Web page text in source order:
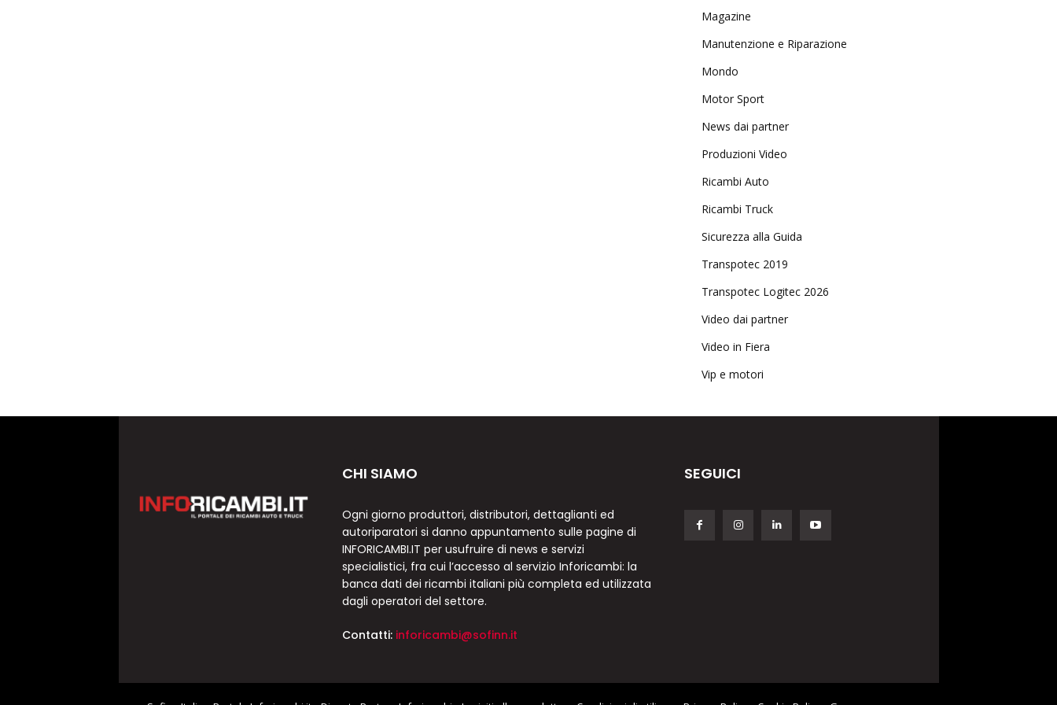
Magazine
Manutenzione e Riparazione
Mondo
Motor Sport
News dai partner
Produzioni Video
Ricambi Auto
Ricambi Truck
Sicurezza alla Guida
Transpotec 2019
Transpotec Logitec 2026
Video dai partner
Video in Fiera
Vip e motori
CHI SIAMO
Ogni giorno produttori, distributori, dettaglianti ed
autoriparatori si danno appuntamento sulle pagine di
INFORICAMBI.IT per usufruire di news e servizi
specialistici, fra cui l’accesso al servizio Inforicambi: la
banca dati dei ricambi italiani più completa ed utilizzata
dagli operatori del settore.
Contatti: inforicambi@sofinn.it
SEGUICI